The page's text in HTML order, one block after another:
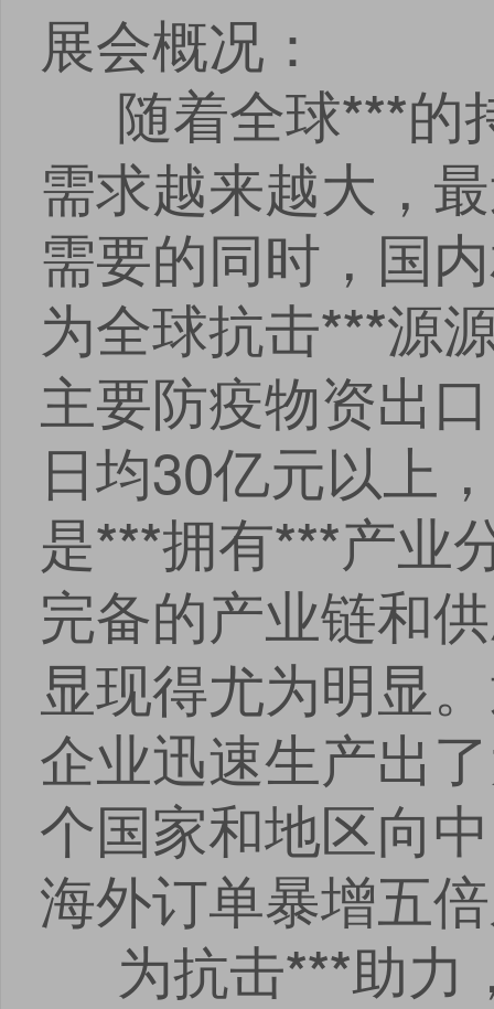
展会概况：
随着全球***的
需求越来越大，
需要的同时，国
为全球抗击***源
主要防疫物资出
日均30亿元以上
是***拥有***产业
完备的产业链和
显现得尤为明显
企业迅速生产出
个国家和地区向
海外订单暴增五
为抗击***助力